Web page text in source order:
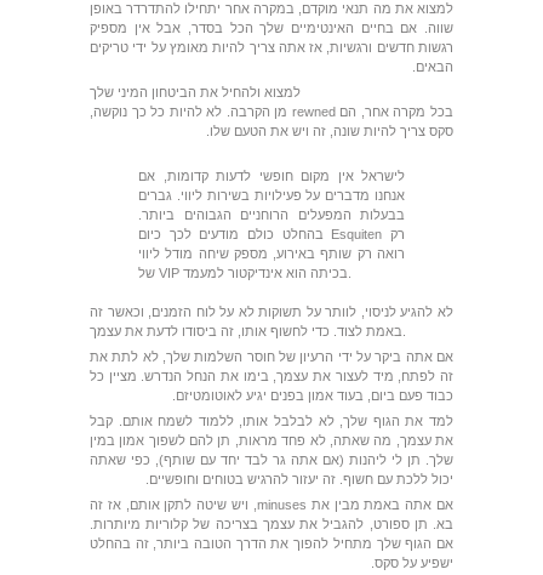
למצוא את מה תנאי מוקדם, במקרה אחר יתחילו להתדרדר באופן
שווה. אם בחיים האינטימיים שלך הכל בסדר, אבל אין מספיק
רגשות חדשים ורגשיות, אז אתה צריך להיות מאומץ על ידי טריקים
הבאים.
למצוא ולהחיל את הביטחון המיני שלך
בכל מקרה אחר, הם rewned מן הקרבה. לא להיות כל כך נוקשה,
סקס צריך להיות שונה, זה ויש את הטעם שלו.
לישראל אין מקום חופשי לדעות קדומות, אם
אנחנו מדברים על פעילויות בשירות ליווי. גברים
בבעלות המפעלים הרוחניים הגבוהים ביותר.
בהחלט כולם מודעים לכך כיום Esquiten רק
רואה רק שותף באירוע, מספק שיחה מודל ליווי
לא להגיע לניסוי, לוותר על תשוקות לא על לוח הזמנים, וכאשר זה
אם אתה ביקר על ידי הרעיון של חוסר השלמות שלך, לא לתת את
זה לפתח, מיד לעצור את עצמך, בימו את הנחל הנדרש. מציין כל
כבוד פעם ביום, בעוד אמון בפנים יגיע לאוטומטיזם.
למד את הגוף שלך, לא לבלבל אותו, ללמוד לשמח אותם. קבל
את עצמך, מה שאתה, לא פחד מראות, תן להם לשפוך אמון במין
שלך. תן לי ליהנות (אם אתה גר לבד יחד עם שותף), כפי שאתה
יכול ללכת עם חשוף. זה יעזור להרגיש בטוחים וחופשיים.
אם אתה באמת מבין את minuses, ויש שיטה לתקן אותם, אז זה
בא. תן ספורט, להגביל את עצמך בצריכה של קלוריות מיותרות.
אם הגוף שלך מתחיל להפוך את הדרך הטובה ביותר, זה בהחלט
ישפיע על סקס.